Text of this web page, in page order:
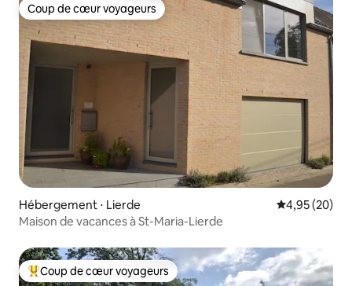
Coup de cœur voyageurs
Coup de cœur voyageurs
Hébergement ⋅ Lierde Évaluation
4,95 (20)
Maison de vacances à St-Maria-Lierde
Coups de cœur voyageurs les plus appréciés
Coup de cœur voyageurs